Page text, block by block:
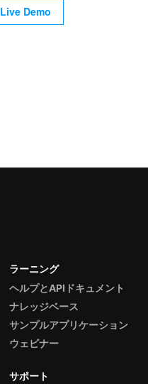
Live Demo
ラーニング
ヘルプとAPIドキュメント
ナレッジベース
サンプルアプリケーション
ウェビナー
サポート